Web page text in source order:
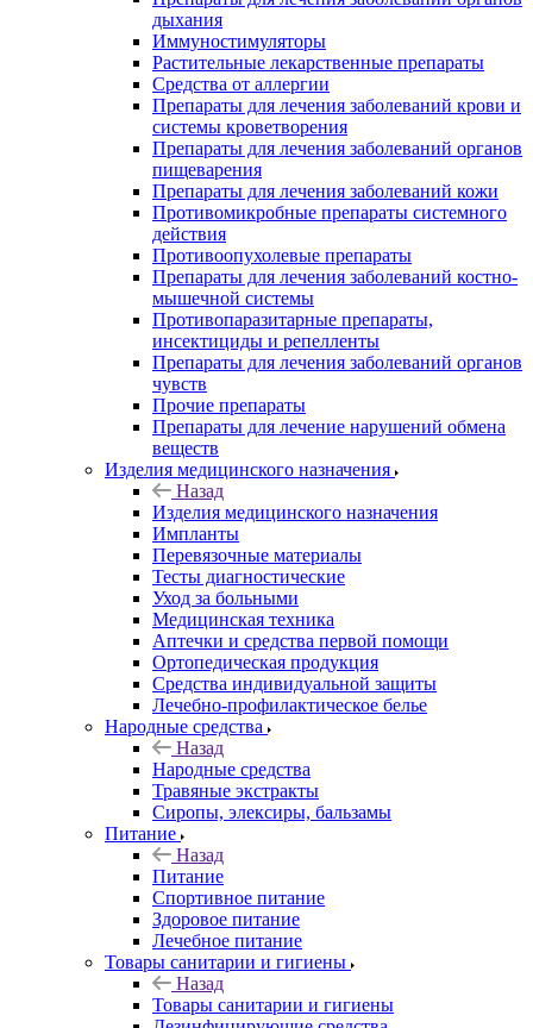
дыхания
Иммуностимуляторы
Растительные лекарственные препараты
Средства от аллергии
Препараты для лечения заболеваний крови и
системы кроветворения
Препараты для лечения заболеваний органов
пищеварения
Препараты для лечения заболеваний кожи
Противомикробные препараты системного
действия
Противоопухолевые препараты
Препараты для лечения заболеваний костно-
мышечной системы
Противопаразитарные препараты,
инсектициды и репелленты
Препараты для лечения заболеваний органов
чувств
Прочие препараты
Препараты для лечение нарушений обмена
веществ
Изделия медицинского назначения
Назад
Изделия медицинского назначения
Импланты
Перевязочные материалы
Тесты диагностические
Уход за больными
Медицинская техника
Аптечки и средства первой помощи
Ортопедическая продукция
Средства индивидуальной защиты
Лечебно-профилактическое белье
Народные средства
Назад
Народные средства
Травяные экстракты
Сиропы, элексиры, бальзамы
Питание
Назад
Питание
Спортивное питание
Здоровое питание
Лечебное питание
Товары санитарии и гигиены
Назад
Товары санитарии и гигиены